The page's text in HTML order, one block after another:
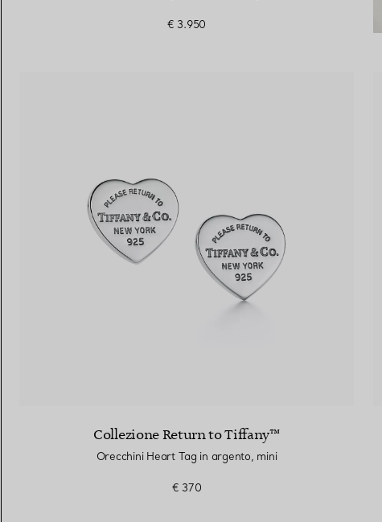
€ 3.950
Collezione Return to Tiffany™
Orecchini Heart Tag in argento, mini
€ 370